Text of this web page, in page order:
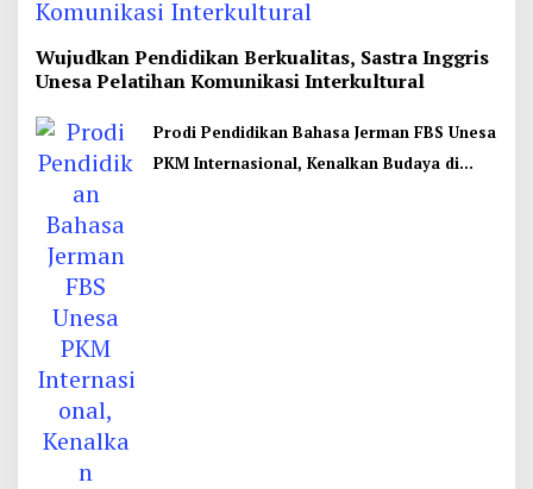
Wujudkan Pendidikan Berkualitas, Sastra Inggris
Unesa Pelatihan Komunikasi Interkultural
Prodi Pendidikan Bahasa Jerman FBS Unesa
PKM Internasional, Kenalkan Budaya di